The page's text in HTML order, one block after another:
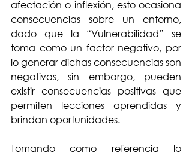
afectación o inflexión, esto ocasiona
consecuencias sobre un entorno,
dado que la “Vulnerabilidad” se
toma como un factor negativo, por
lo generar dichas consecuencias son
negativas, sin embargo, pueden
existir consecuencias positivas que
permiten lecciones aprendidas y
brindan oportunidades.
Tomando como referencia lo